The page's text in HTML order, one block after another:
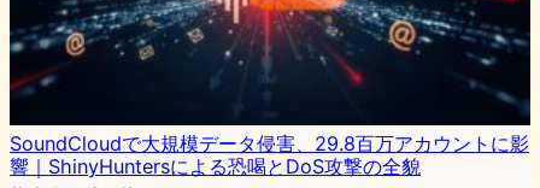
SoundCloudで大規模データ侵害、29.8百万アカウントに影
響｜ShinyHuntersによる恐喝とDoS攻撃の全貌